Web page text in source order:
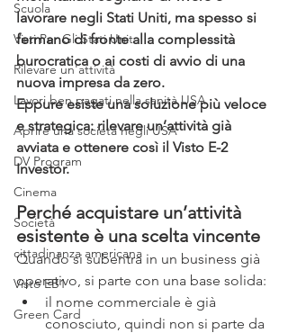
Scuola
Visti Per Gli Stati Unit
Rilevare un'attività
Lavori ben pagati nella sanità USA
Aprire una società negli USA
DV Program
Cinema
Società
cittadinanza americana
Visto EB1
Green Card
lavorare negli Stati Uniti, ma spesso si
fermano di fronte alla complessità
burocratica o ai costi di avvio di una
nuova impresa da zero.
Eppure esiste una soluzione più veloce
e strategica: rilevare un’attività già
avviata e ottenere così il Visto E-2
Investor.
Perché acquistare un’attività
esistente è una scelta vincente
Quando si subentra in un business già
operativo, si parte con una base solida:
il nome commerciale è già
conosciuto, quindi non si parte da